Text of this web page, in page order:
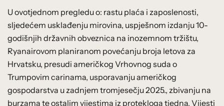
U ovotjednom pregledu o: rastu plaća i zaposlenosti,
sljedećem usklađenju mirovina, uspješnom izdanju 10-
godišnjih državnih obveznica na inozemnom tržištu,
Ryanairovom planiranom povećanju broja letova za
Hrvatsku, presudi američkog Vrhovnog suda o
Trumpovim carinama, usporavanju američkog
gospodarstva u zadnjem tromjesečju 2025., zbivanju na
burzama te ostalim vijestima iz protekloga tjedna. Vijesti